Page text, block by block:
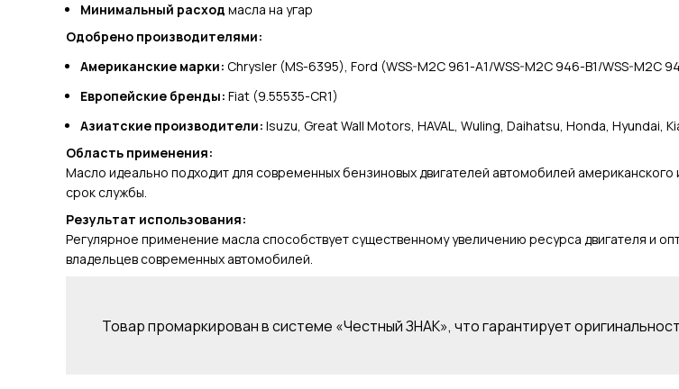
Минимальный расход масла на угар
Одобрено производителями:
Американские марки: Chrysler (MS-6395), Ford (WSS-M2C 961-A1/WSS-M2C 946-B1/WSS-M2C
Европейские бренды: Fiat (9.55535-CR1)
Азиатские производители: Isuzu, Great Wall Motors, HAVAL, Wuling, Daihatsu, Honda, Hyundai,
Область применения:
Масло идеально подходит для современных бензиновых двигателей автомобилей
срок службы.
Результат использования:
Регулярное применение масла способствует существенному увеличению ресурса двигателя и
владельцев современных автомобилей.
Товар промаркирован в системе «Честный ЗНАК», что гарантирует